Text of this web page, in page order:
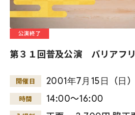
公演終了
第３１回普及公演 バリアフ
開催日 2001年7月 15日 （日 ）
時間 14:00～16:00